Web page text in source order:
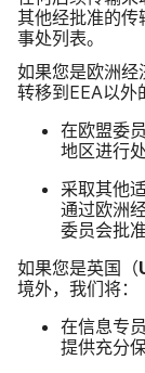
其他​经​批准​的​传
事处列表。
如果​您​是​欧洲​经
转移​到 EEA以​外​
在​欧盟​委
地区​进行​
采取​其他​
通过​欧洲​
委员会​批
如果​您​是​英国​（
境外，​我们​将：
在​信息​专
提供​充分​